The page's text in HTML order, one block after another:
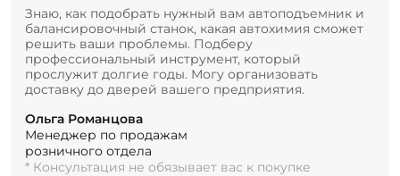
Знаю, как подобрать нужный вам автоподъемник и
балансировочный станок, какая автохимия сможет
решить ваши проблемы. Подберу
профессиональный инструмент, который
прослужит долгие годы. Могу организовать
доставку до дверей вашего предприятия.
Ольга Романцова
Менеджер по продажам
розничного отдела
* Консультация не обязывает вас к покупке